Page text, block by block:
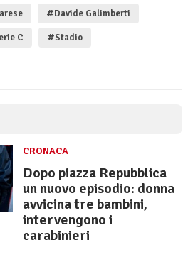
#Davide Galimberti
C #Stadio
CRONACA
Dopo piazza Repubblica
un nuovo episodio: donna
avvicina tre bambini,
intervengono i
carabinieri